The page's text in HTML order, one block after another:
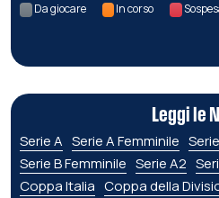
Da giocare In corso
Leggi le
Serie A Serie A Femminile
Serie B Femminile Serie A2
Coppa Italia Coppa della